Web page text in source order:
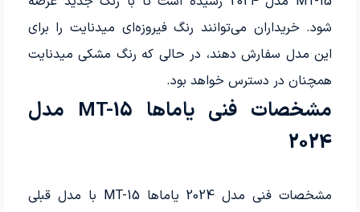
شود. خریداران می­‌توانند رنگ فیروزه­‌ای میدنایت را برای
این مدل سفارش دهند، در حالی که رنگ مشکی میدنایت
همچنان در دسترس خواهد بود.
مشخصات فنی یاماها MT-15 مدل
2024
مشخصات فنی مدل 2024 یاماها MT-15 با مدل قبلی